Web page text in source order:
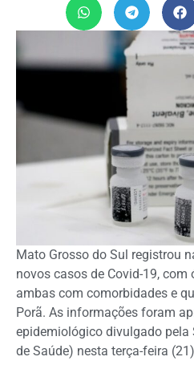
Mato Grosso do Sul registrou
novos casos de Covid-19,
ambas com comorbidades e
Porã. As informações foram
epidemiológico divulgado pela
de Saúde) nesta terça-feira